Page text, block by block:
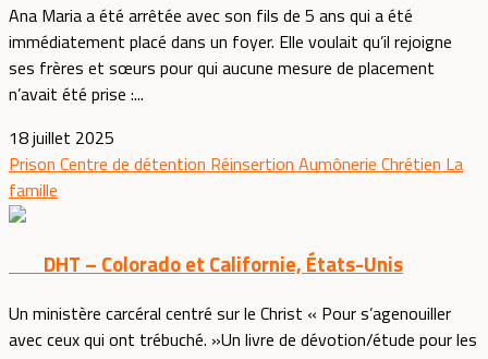
Ana Maria a été arrêtée avec son fils de 5 ans qui a été
immédiatement placé dans un foyer. Elle voulait qu’il rejoigne
ses frères et sœurs pour qui aucune mesure de placement
n’avait été prise :...
18 juillet 2025
Prison Centre de détention Réinsertion Aumônerie Chrétien La
famille
DHT – Colorado et Californie, États-Unis
Un ministère carcéral centré sur le Christ « Pour s’agenouiller
avec ceux qui ont trébuché. »Un livre de dévotion/étude pour les